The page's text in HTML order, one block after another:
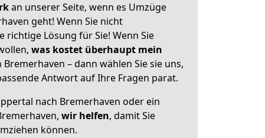
an unserer Seite, wenn es Umzüge
geht! Wenn Sie nicht
richtige Lösung für Sie! Wenn Sie
was kostet überhaupt mein
– dann wählen Sie sie uns,
Antwort auf Ihre Fragen parat.
nach Bremerhaven oder ein
wir helfen, damit Sie
können.